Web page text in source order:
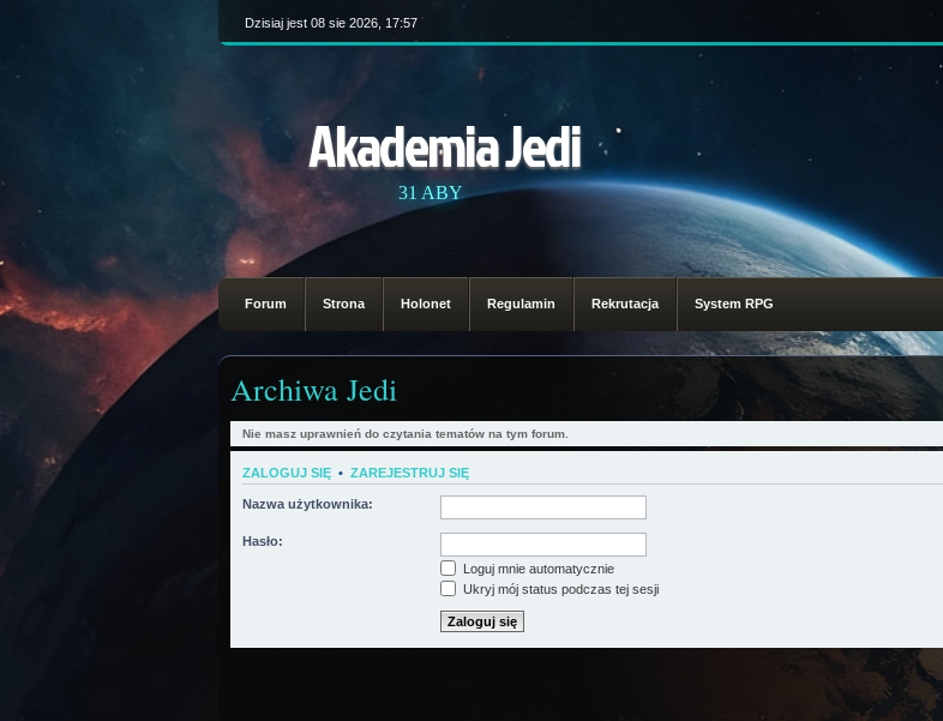
Dzisiaj jest 08 sie 2026, 17:57
Akademia Jedi
31 ABY
Forum Strona Holonet Regulamin Rekrutacja System RPG
Archiwa Jedi
Nie masz uprawnień do czytania tematów na tym forum.
ZALOGUJ SIĘ • ZAREJESTRUJ SIĘ
Nazwa użytkownika:
Hasło:
Loguj mnie automatycznie
Ukryj mój status podczas tej sesji